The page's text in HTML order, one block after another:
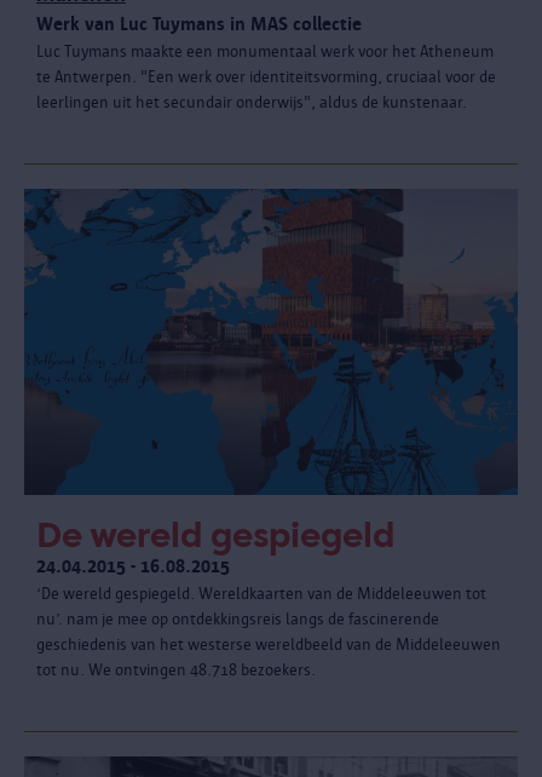
Werk van Luc Tuymans in MAS collectie
Luc Tuymans maakte een monumentaal werk voor het Atheneum
te Antwerpen. "Een werk over identiteitsvorming, cruciaal voor de
leerlingen uit het secundair onderwijs", aldus de kunstenaar.
De wereld gespiegeld
24.04.2015 - 16.08.2015
‘De wereld gespiegeld. Wereldkaarten van de Middeleeuwen tot
nu’. nam je mee op ontdekkingsreis langs de fascinerende
geschiedenis van het westerse wereldbeeld van de Middeleeuwen
tot nu. We ontvingen 48.718 bezoekers.